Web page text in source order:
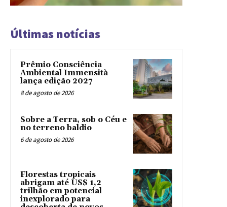
Últimas notícias
Prêmio Consciência
Ambiental Immensità
lança edição 2027
8 de agosto de 2026
Sobre a Terra, sob o Céu e
no terreno baldio
6 de agosto de 2026
Florestas tropicais
abrigam até US$ 1,2
trilhão em potencial
inexplorado para